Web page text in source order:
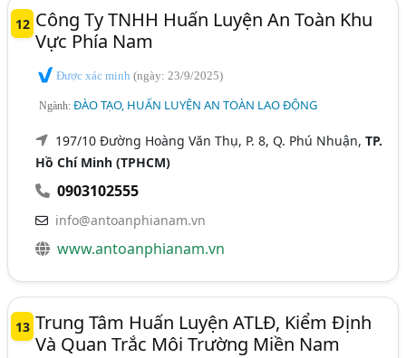
12 Công Ty TNHH Huấn Luyện An Toàn Khu
Vực Phía Nam
Được xác minh(ngày: 23/9/2025)
Ngành:ĐÀO TẠO, HUẤN LUYỆN AN TOÀN LAO ĐỘNG
197/10 Đường Hoàng Văn Thụ, P. 8, Q. Phú Nhuận,TP.
Hồ Chí Minh (TPHCM)
0903102555
info@antoanphianam.vn
www.antoanphianam.vn
13 Trung Tâm Huấn Luyện ATLĐ, Kiểm Định
Và Quan Trắc Môi Trường Miền Nam